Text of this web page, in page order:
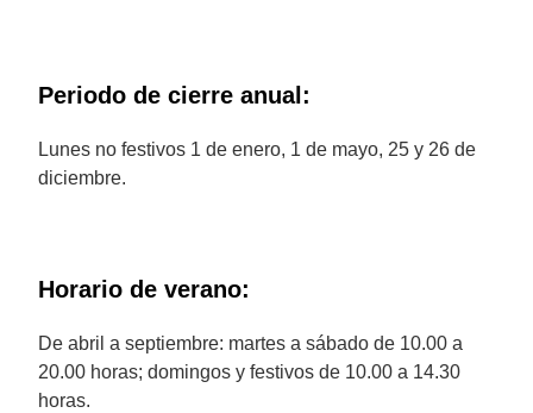
Periodo de cierre anual:
Lunes no festivos 1 de enero, 1 de mayo, 25 y 26 de
diciembre.
Horario de verano:
De abril a septiembre: martes a sábado de 10.00 a
20.00 horas; domingos y festivos de 10.00 a 14.30
horas.